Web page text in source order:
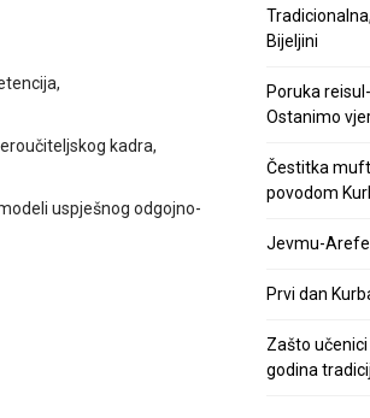
kadra,
uspješnog odgojno-
Bijeljini
Poruka
Ostanimo
Čestitka
povodom
Jevmu-
Prvi dan
Zašto
godina